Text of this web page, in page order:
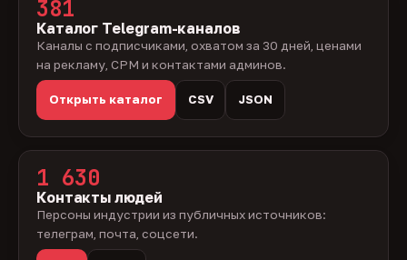
381
Каталог Telegram-каналов
Каналы с подписчиками, охватом за 30 дней, ценами
на рекламу, CPM и контактами админов.
Открыть каталог CSV JSON
1 630
Контакты людей
Персоны индустрии из публичных источников:
телеграм, почта, соцсети.